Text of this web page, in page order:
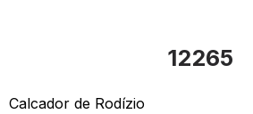
12265
Calcador de Rodízio